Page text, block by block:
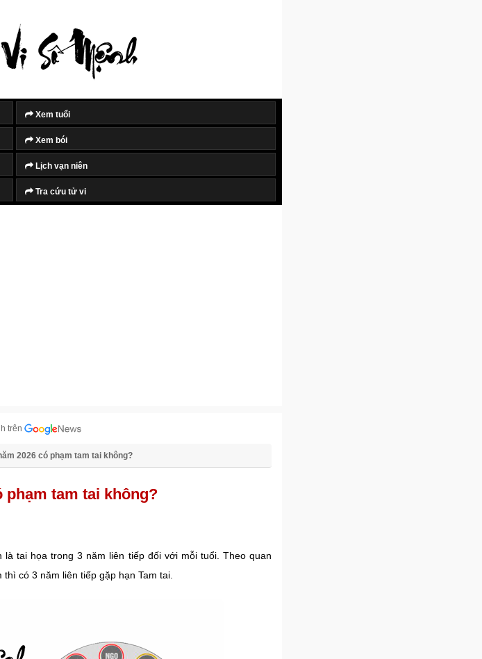
Xem tuổi
Xem bói
Lịch vạn niên
Tra cứu tử vi
trên
2026 có phạm tam tai không?
phạm tam tai không?
là tai họa trong 3 năm liên tiếp đối với mỗi tuổi. Theo quan
có 3 năm liên tiếp gặp hạn Tam tai.